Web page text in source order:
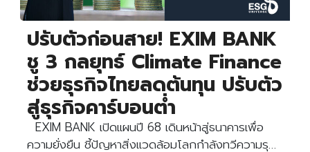
ปรับตัวก่อนสาย! EXIM BANK
ชู 3 กลยุทธ์ Climate Finance
ช่วยธุรกิจไทยลดต้นทุน ปรับตัว
สู่ธุรกิจคาร์บอนต่ำ
EXIM BANK เปิดแผนปี 68 เดินหน้าสู่ธนาคารเพื่อ
ความยั่งยืน ชี้ปัญหาสิ่งแวดล้อมโลกกำลังทวีความรุ…